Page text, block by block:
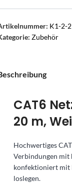
K1-2-
Zubehör
CAT6
20 m,
Hochwertiges
Verbindungen mit
konfektioniert mit
loslegen.